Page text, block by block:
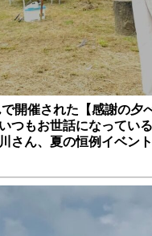
開催された【感謝の夕
つもお世話になってい
さん、夏の恒例イベント